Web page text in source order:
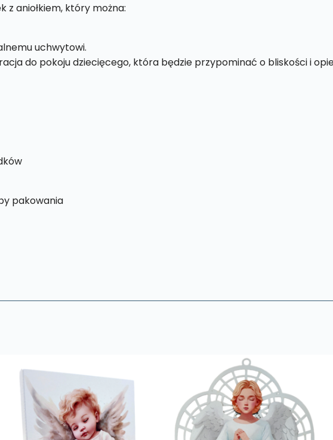
z aniołkiem, który można:
uchwytowi.
do pokoju dziecięcego, która będzie przypominać o bliskości i
pakowania